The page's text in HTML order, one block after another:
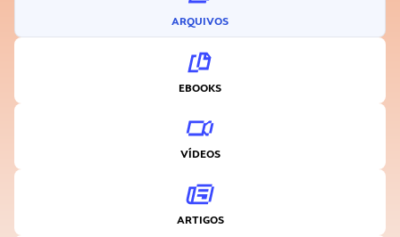
ARQUIVOS
EBOOKS
VÍDEOS
ARTIGOS